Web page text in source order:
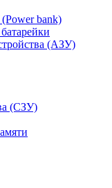
bank)
(АЗУ)
(СЗУ)